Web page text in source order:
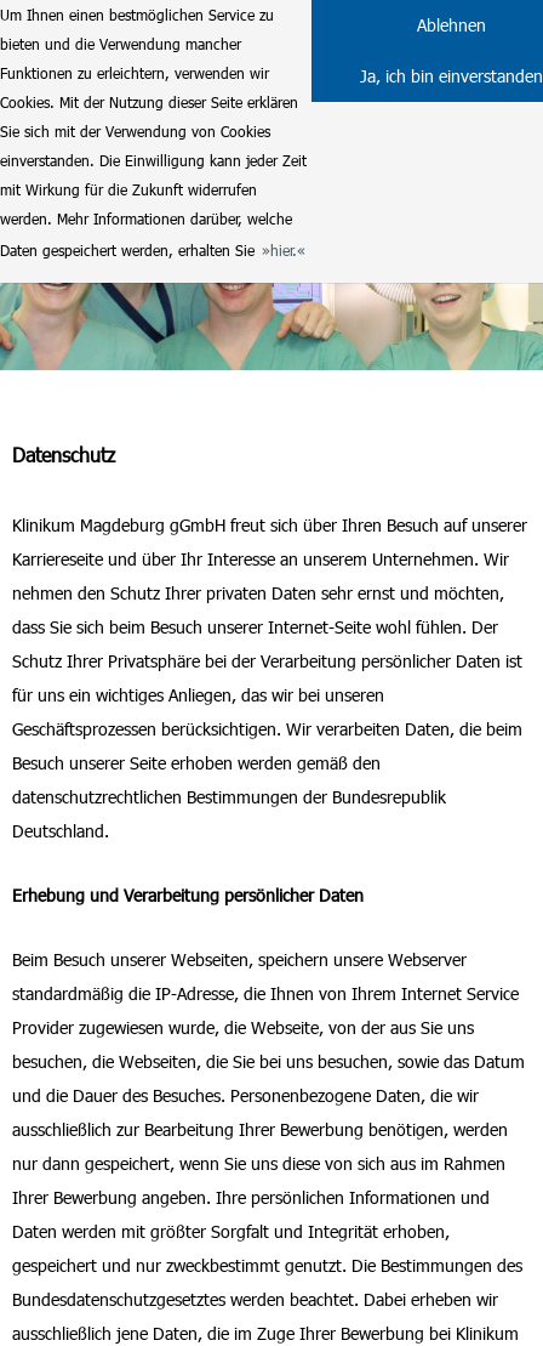
Um Ihnen einen bestmöglichen Service zu
bieten und die Verwendung mancher
Funktionen zu erleichtern, verwenden wir
Cookies. Mit der Nutzung dieser Seite erklären
Sie sich mit der Verwendung von Cookies
einverstanden. Die Einwilligung kann jeder Zeit
mit Wirkung für die Zukunft widerrufen
werden. Mehr Informationen darüber, welche
Daten gespeichert werden, erhalten Sie
hier.
Ablehnen
Ja, ich bin einverstanden
Datenschutz
Klinikum Magdeburg gGmbH freut sich über Ihren Besuch auf unserer
Karriereseite und über Ihr Interesse an unserem Unternehmen. Wir
nehmen den Schutz Ihrer privaten Daten sehr ernst und möchten,
dass Sie sich beim Besuch unserer Internet-Seite wohl fühlen. Der
Schutz Ihrer Privatsphäre bei der Verarbeitung persönlicher Daten ist
für uns ein wichtiges Anliegen, das wir bei unseren
Geschäftsprozessen berücksichtigen. Wir verarbeiten Daten, die beim
Besuch unserer Seite erhoben werden gemäß den
datenschutzrechtlichen Bestimmungen der Bundesrepublik
Deutschland.
Erhebung und Verarbeitung persönlicher Daten
Beim Besuch unserer Webseiten, speichern unsere Webserver
standardmäßig die IP-Adresse, die Ihnen von Ihrem Internet Service
Provider zugewiesen wurde, die Webseite, von der aus Sie uns
besuchen, die Webseiten, die Sie bei uns besuchen, sowie das Datum
und die Dauer des Besuches. Personenbezogene Daten, die wir
ausschließlich zur Bearbeitung Ihrer Bewerbung benötigen, werden
nur dann gespeichert, wenn Sie uns diese von sich aus im Rahmen
Ihrer Bewerbung angeben. Ihre persönlichen Informationen und
Daten werden mit größter Sorgfalt und Integrität erhoben,
gespeichert und nur zweckbestimmt genutzt. Die Bestimmungen des
Bundesdatenschutzgesetztes werden beachtet. Dabei erheben wir
ausschließlich jene Daten, die im Zuge Ihrer Bewerbung bei Klinikum